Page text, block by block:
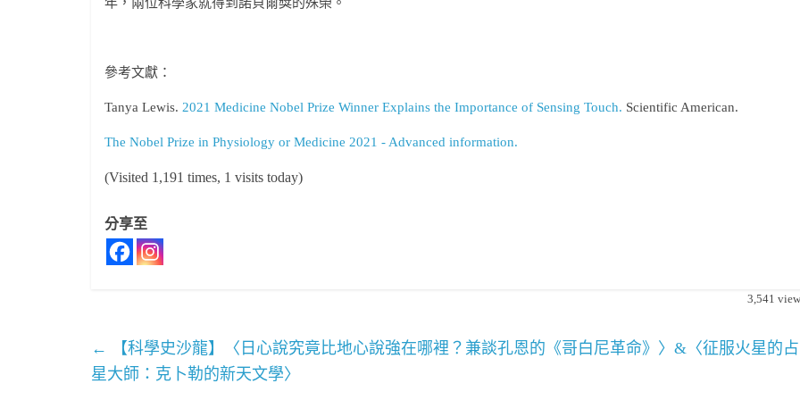
參考文獻：
Tanya Lewis. 2021 Medicine Nobel Prize Winner Explains the Importance of Sensing Touch. Scientific American.
The Nobel Prize in Physiology or Medicine 2021 - Advanced information.
(Visited 1,191 times, 1 visits today)
分享至
3,541
←
【科學史沙龍】〈日心說究竟比地心說強在哪裡？兼談孔恩的《哥白尼革命》〉&〈征服火星的占
星大師：克卜勒的新天文學〉